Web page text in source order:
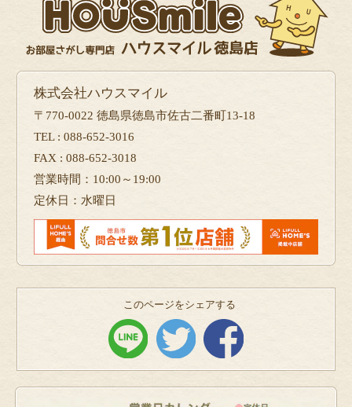
株式会社ハウスマイル
〒770-0022 徳島県徳島市佐古二番町13-18
TEL : 088-652-3016
FAX : 088-652-3018
営業時間：10:00～19:00
定休日：水曜日
このページをシェアする